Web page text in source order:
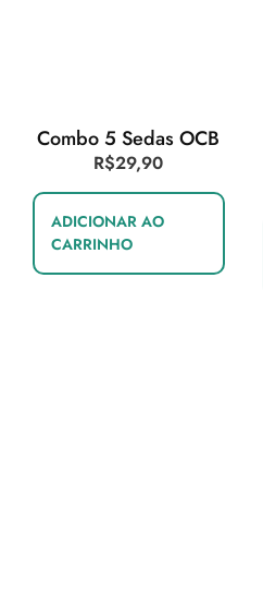
Combo 5 Sedas OCB
R$29,90
ADICIONAR AO
CARRINHO